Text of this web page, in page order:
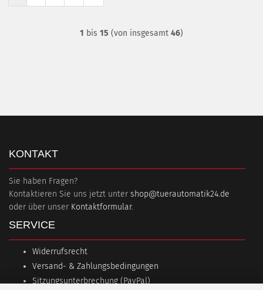
1 bis 15 (von insgesamt 46)
KONTAKT
Sie haben Fragen?
Kontaktieren Sie uns jetzt unter shop@tuerautomatik24.de
oder über unser Kontaktformular.
SERVICE
Widerrufsrecht
Versand- & Zahlungsbedingungen
Sitzungsunterbrechung (PayPal)